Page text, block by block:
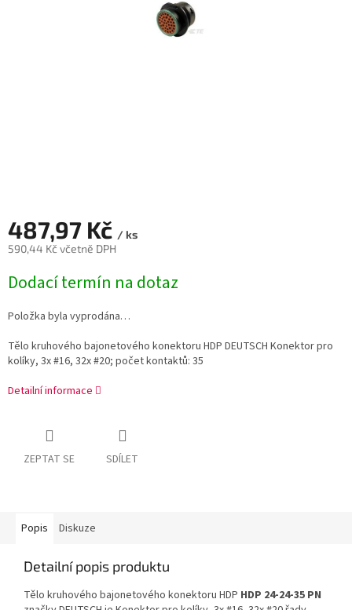
487,97 Kč / ks
590,44 Kč včetně DPH
cena:
Dodací termín na dotaz
Položka byla vyprodána…
Tělo kruhového bajonetového konektoru HDP DEUTSCH Konektor pro
kolíky, 3x #16, 32x #20; počet kontaktů: 35
Detailní informace
ZEPTAT SE SDÍLET
Popis Diskuze
Detailní popis produktu
Tělo kruhového bajonetového konektoru HDP HDP 24-24-35 PN